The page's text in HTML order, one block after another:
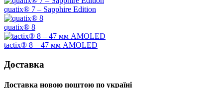
quatix® 7 – Sapphire Edition
quatix® 8
tactix® 8 – 47 мм AMOLED
Доставка
Доставка новою поштою по україні